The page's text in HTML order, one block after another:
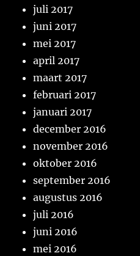
juli 2017
juni 2017
mei 2017
april 2017
maart 2017
februari 2017
januari 2017
december 2016
november 2016
oktober 2016
september 2016
augustus 2016
juli 2016
juni 2016
mei 2016